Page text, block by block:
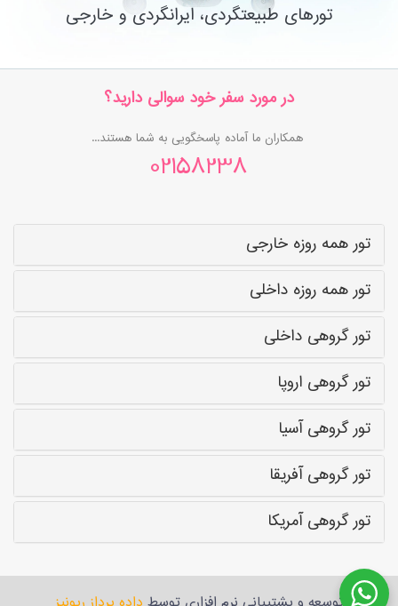
تورهای طبیعتگردی، ایرانگردی و خارجی
در مورد سفر خود سوالی دارید؟
همکاران ما آماده پاسخگویی به شما هستند...
02158238
تور همه روزه خارجی
تور همه روزه داخلی
تور گروهی داخلی
تور گروهی اروپا
تور گروهی آسیا
تور گروهی آفریقا
تور گروهی آمریکا